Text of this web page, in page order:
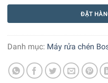
ĐẶT
Danh mục: Máy rửa chén